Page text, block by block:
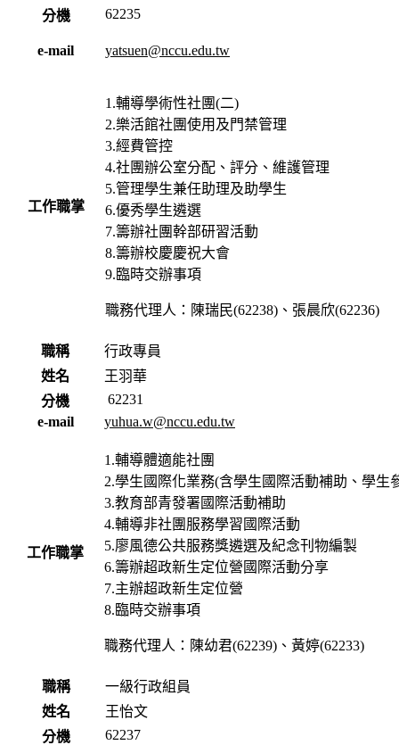
分機 62235
e-mail yatsuen@nccu.edu.tw
工作職掌
1.輔導學術性社團(二)
2.樂活館社團使用及門禁管理
3.經費管控
4.社團辦公室分配、評分、維護管理
5.管理學生兼任助理及助學生
6.優秀學生遴選
7.籌辦社團幹部研習活動
8.籌辦校慶慶祝大會
9.臨時交辦事項
職務代理人：陳瑞民(62238)、張晨欣(62236)
職稱
行政專員
姓名
王羽華
分機
62231
e-mail
yuhua.w@nccu.edu.tw
工作職掌
1.輔導體適能社團
2.學生國際化業務(含學生國際活動補助、學生
3.教育部青發署國際活動補助
4.輔導非社團服務學習國際活動
5.廖風德公共服務獎遴選及紀念刊物編製
6.籌辦超政新生定位營國際活動分享
7.主辦超政新生定位營
8.臨時交辦事項
職務代理人：陳幼君(62239)、黃婷(62233)
職稱
一級行政組員
姓名
王怡文
分機
62237